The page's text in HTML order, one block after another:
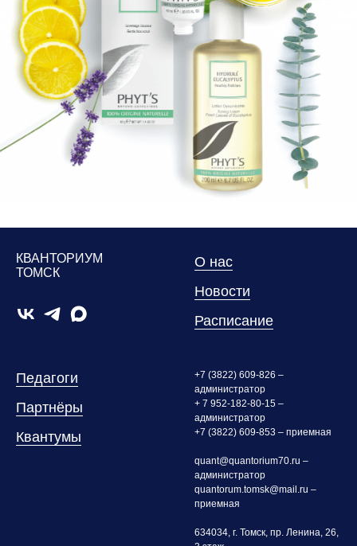
КВАНТОРИУМ
ТОМСК
О нас
Новости
Расписание
Педагоги
Партнёры
Квантумы
+7 (3822) 609-826 –
администратор
+ 7 952-182-80-15 –
администратор
+7 (3822) 609-853 – приемная
quant@quantorium70.ru –
администратор
quantorum.tomsk@mail.ru –
приемная
634034, г. Томск, пр. Ленина, 26,